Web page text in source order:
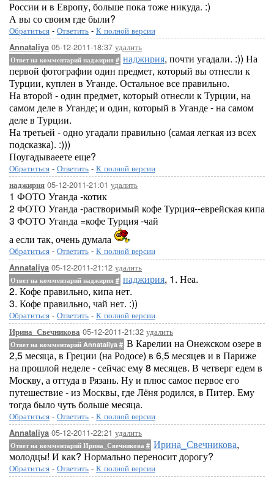
России и в Европу, больше пока тоже никуда. :)
А вы со своим где были?
Обратиться - Ответить - К полной версии
Annataliya 05-12-2011-18:37 удалить
Ответ на комментарий наджирия # наджирия, почти угадали. :)) На
первой фотографии один предмет, который вы отнесли к
Турции, куплен в Уганде. Остальное все правильно.
На второй - один предмет, который отнесли к Турции, на
самом деле в Уганде; и один, который в Уганде - на самом
деле в Турции.
На третьей - одно угадали правильно (самая легкая из всех
подсказка). :)))
Поугадываеете еще?
Обратиться - Ответить - К полной версии
наджирия 05-12-2011-21:01 удалить
1 ФОТО Уганда -котик
2 ФОТО Уганда -растворимый кофе Турция--еврейская кипа
3 ФОТО Уганда =кофе Турция -чай
а если так, очень думала
Обратиться - Ответить - К полной версии
Annataliya 05-12-2011-21:12 удалить
Ответ на комментарий наджирия # наджирия, 1. Неа.
2. Кофе правильно, кипа нет.
3. Кофе правильно, чай нет. :))
Обратиться - Ответить - К полной версии
Ирина_Свечникова 05-12-2011-21:32 удалить
Ответ на комментарий Annataliya # В Карелии на Онежском озере в
2,5 месяца, в Греции (на Родосе) в 6,5 месяцев и в Париже
на прошлой неделе - сейчас ему 8 месяцев. В четверг едем в
Москву, а оттуда в Рязань. Ну и плюс самое первое его
путешествие - из Москвы, где Лёня родился, в Питер. Ему
тогда было чуть больше месяца.
Обратиться - Ответить - К полной версии
Annataliya 05-12-2011-22:21 удалить
Ответ на комментарий Ирина_Свечникова # Ирина_Свечникова,
молодцы! И как? Нормально переносит дорогу?
Обратиться - Ответить - К полной версии